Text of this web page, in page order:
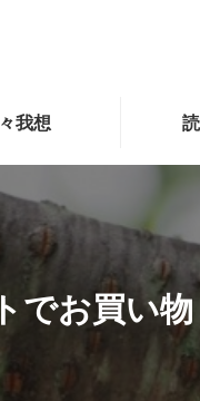
我想
でお買い物